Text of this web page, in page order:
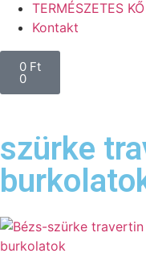
TERMÉSZETES KŐ
Kontakt
0 Ft
0
szürke